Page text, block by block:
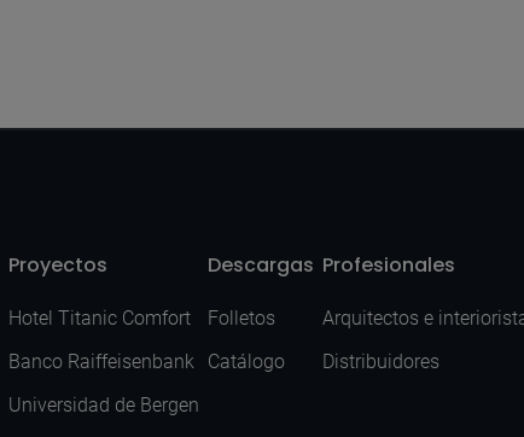
Proyectos
Hotel Titanic Comfort
Banco Raiffeisenbank
Universidad de Bergen
Descargas
Folletos
Catálogo
Profesionales
Arquitectos e
Distribuidores